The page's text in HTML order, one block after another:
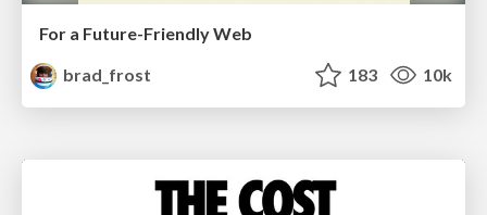
For a Future-Friendly Web
brad_frost
183 10k